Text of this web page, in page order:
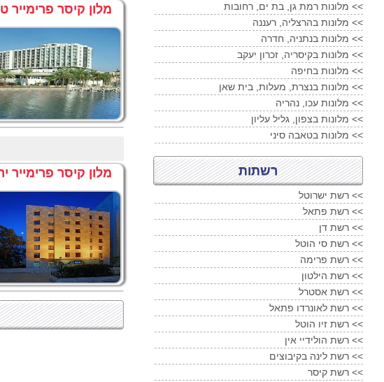
מלון קיסר פרימייר
מלון קיסר פרימייר
מלונות רמת גן, בת ים, רחובות <<
מלונות בהרצליה, רעננה <<
מלונות בנתניה, חדרה <<
מלונות בקיסריה, זכרון יעקב <<
מלונות בחיפה <<
מלונות בנצרת, מעלות, בית שאן <<
מלונות עכו, נהריה <<
מלונות בצפון, גליל עליון <<
מלונות בטאבה סיני <<
רשתות
רשת ישרוטל <<
רשת פתאל <<
רשת דן <<
רשת סי הוטל <<
רשת פרימה <<
רשת הילטון <<
רשת אסטרל <<
רשת לאונרדו פתאל <<
רשת זיו הוטל <<
רשת הולידיי אין <<
רשת לינה בקיבוצים <<
רשת קיסר <<